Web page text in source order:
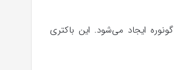
گونوره ایجاد می‌شود. این باکتری